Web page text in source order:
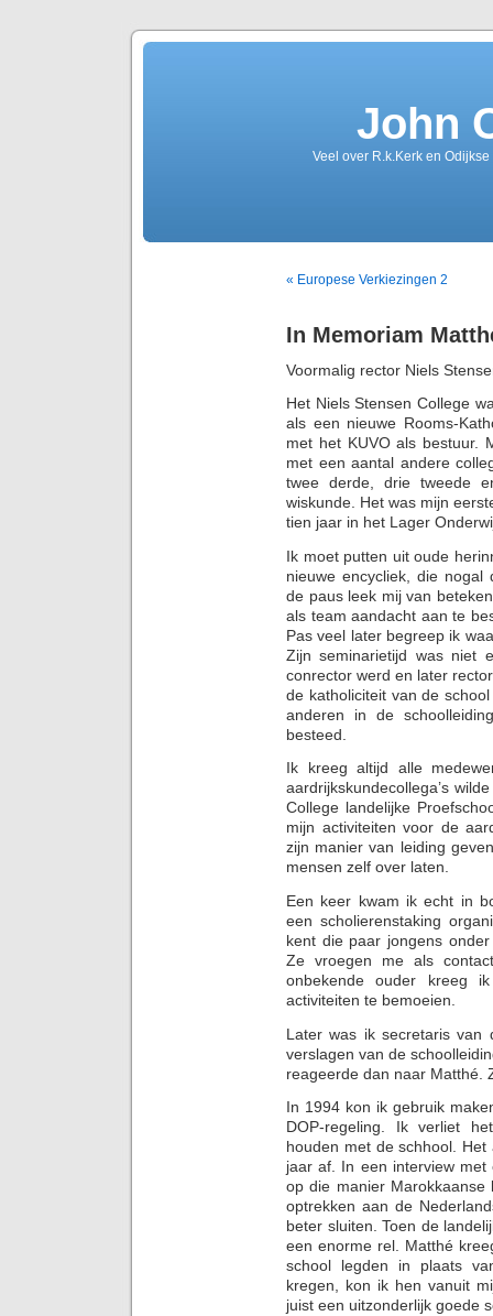
John
Veel over R.k.Kerk en
« Europese Verkiezingen 2
In Memoriam
Voormalig rector Niels
Het Niels Stensen College
als een nieuwe Rooms-
met het KUVO als bestuur.
met een aantal andere
twee derde, drie tweede
wiskunde. Het was mijn
tien jaar in het Lager
Ik moet putten uit oude
nieuwe encycliek, die
de paus leek mij van
als team aandacht aan te
Pas veel later begreep ik
Zijn seminarietijd was niet
conrector werd en later
de katholiciteit van de
anderen in de
besteed.
Ik kreeg altijd alle
aardrijkskundecollega’s
College landelijke
mijn activiteiten voor de
zijn manier van leiding
mensen zelf over laten.
Een keer kwam ik echt in
een scholierenstaking
kent die paar jongens
Ze vroegen me als
onbekende ouder kreeg
activiteiten te bemoeien.
Later was ik secretaris van
verslagen van de
reageerde dan naar Matthé.
In 1994 kon ik gebruik
DOP-regeling. Ik verliet
houden met de schhool. Het
jaar af. In een interview
op die manier
optrekken aan de
beter sluiten. Toen de
een enorme rel. Matthé
school legden in plaats
kregen, kon ik hen vanuit
juist een uitzonderlijk goede